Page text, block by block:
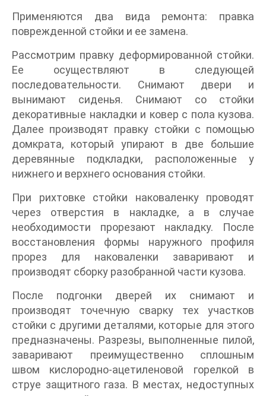
Применяются два вида ремонта: правка
поврежденной стойки и ее замена.
Рассмотрим правку деформированной стойки.
Ее осуществляют в следующей
последовательности. Снимают двери и
вынимают сиденья. Снимают со стойки
декоративные накладки и ковер с пола кузова.
Далее производят правку стойки с помощью
домкрата, который упирают в две большие
деревянные подкладки, расположенные у
нижнего и верхнего основания стойки.
При рихтовке стойки наковаленку проводят
через отверстия в накладке, а в случае
необходимости прорезают накладку. После
восстановления формы наружного профиля
прорез для наковаленки заваривают и
производят сборку разобранной части кузова.
После подгонки дверей их снимают и
производят точечную сварку тех участков
стойки с другими деталями, которые для этого
предназначены. Разрезы, выполненные пилой,
заваривают преимущественно сплошным
швом кислородно-ацетиленовой горелкой в
струе защитного газа. В местах, недоступных